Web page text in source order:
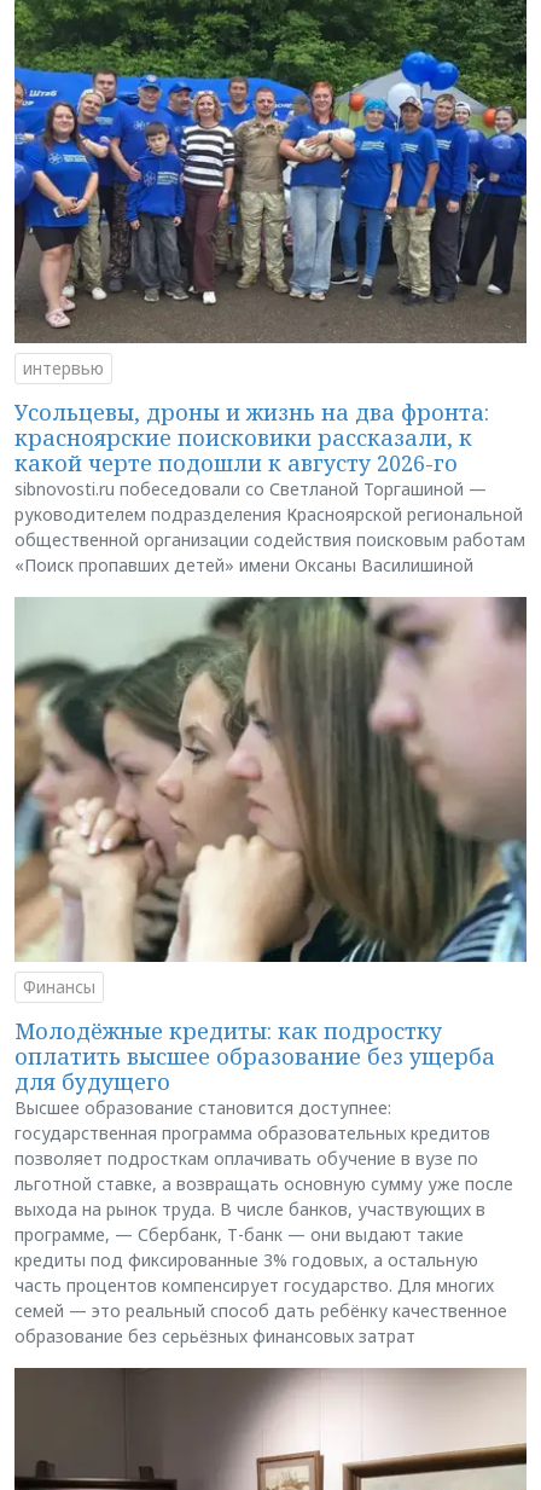
интервью
Усольцевы, дроны и жизнь на два фронта:
красноярские поисковики рассказали, к
какой черте подошли к августу 2026-го
sibnovosti.ru побеседовали со Светланой Торгашиной —
руководителем подразделения Красноярской региональной
общественной организации содействия поисковым работам
«Поиск пропавших детей» имени Оксаны Василишиной
Финансы
Молодёжные кредиты: как подростку
оплатить высшее образование без ущерба
для будущего
Высшее образование становится доступнее:
государственная программа образовательных кредитов
позволяет подросткам оплачивать обучение в вузе по
льготной ставке, а возвращать основную сумму уже после
выхода на рынок труда. В числе банков, участвующих в
программе, — Сбербанк, Т-банк — они выдают такие
кредиты под фиксированные 3% годовых, а остальную
часть процентов компенсирует государство. Для многих
семей — это реальный способ дать ребёнку качественное
образование без серьёзных финансовых затрат